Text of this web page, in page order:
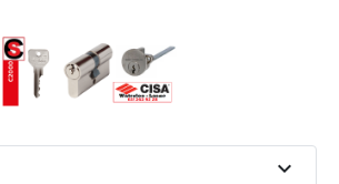
expand_more